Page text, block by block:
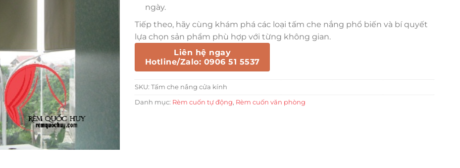
ngày.
Tiếp theo, hãy cùng khám phá các loại tấm che nắng phổ biến và bí quyết
lựa chọn sản phẩm phù hợp với từng không gian.
Liên hệ ngay
Hotline/Zalo: 0906 51 5537
SKU: Tấm che nắng cửa kính
Danh mục: Rèm cuốn tự động, Rèm cuốn văn phòng